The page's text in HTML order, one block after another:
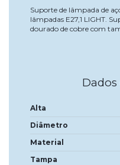
Suporte de lâmpada de
lâmpadas E27,1 LIGHT.
dourado de cobre com
Alta
Diâmetro
Material
Tampa